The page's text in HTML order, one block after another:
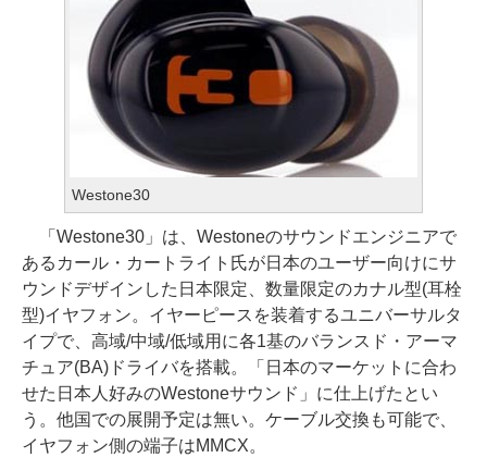
Westone30
「Westone30」は、Westoneのサウンドエンジニアで
あるカール・カートライト氏が日本のユーザー向けにサ
ウンドデザインした日本限定、数量限定のカナル型(耳栓
型)イヤフォン。イヤーピースを装着するユニバーサルタ
イプで、高域/中域/低域用に各1基のバランスド・アーマ
チュア(BA)ドライバを搭載。「日本のマーケットに合わ
せた日本人好みのWestoneサウンド」に仕上げたとい
う。他国での展開予定は無い。ケーブル交換も可能で、
イヤフォン側の端子はMMCX。